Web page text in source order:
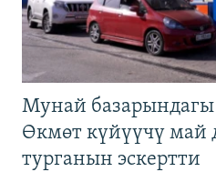
Мунай
Өкмөт күйүүчү май
турганын эскертти